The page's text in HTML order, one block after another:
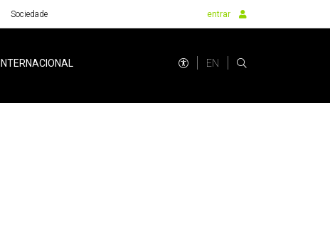
Sociedade entrar
INTERNACIONAL EN